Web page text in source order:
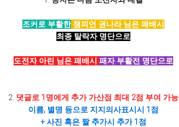
조커로 부활한 챔피언 권나라 님은 패배시
최종 탈락자 명단으로
도전자 아린 님은 패배시 패자 부활전 명단으로
2. 댓글로 1명에게 추가 가산점 최대 2점 부여 가능
이름, 별명 등으로 지지의사표시시 1점
+ 사진 혹은 짤 추가시 추가 1점